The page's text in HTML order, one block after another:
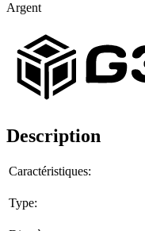
Argent
Description
Caractéristiques:
Type: